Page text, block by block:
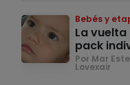
Bebés y
La
pack
Por Mar
Lovexair